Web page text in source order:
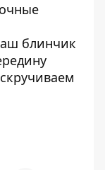
блинчик